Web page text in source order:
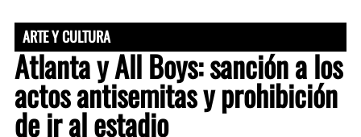
necesidad de gestionar una habilitación especial.
Hasta ahora, el máximo permitido era de 24
eventos por año; con la nueva normativa, ese
número se duplica a 48.
ARTE Y CULTURA
Atlanta y All Boys: sanción a los
actos antisemitas y prohibición
de ir al estadio